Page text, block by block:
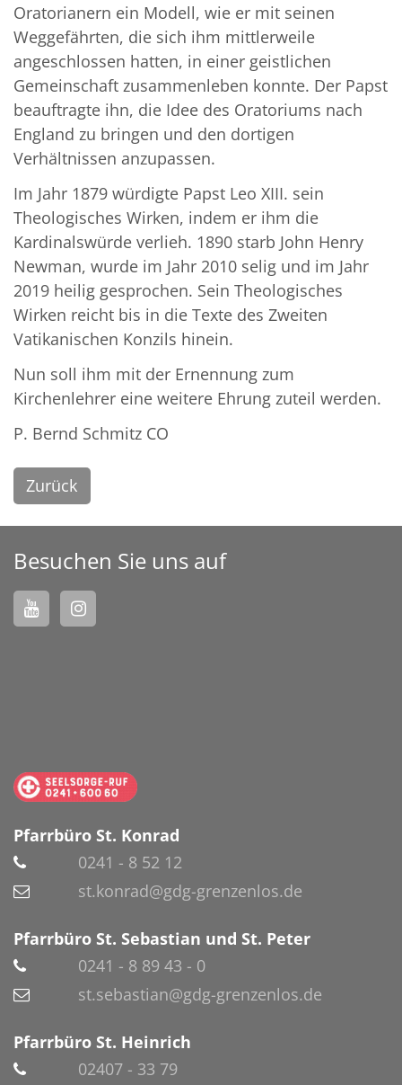
Oratorianern ein Modell, wie er mit seinen
Weggefährten, die sich ihm mittlerweile
angeschlossen hatten, in einer geistlichen
Gemeinschaft zusammenleben konnte. Der Papst
beauftragte ihn, die Idee des Oratoriums nach
England zu bringen und den dortigen
Verhältnissen anzupassen.
Im Jahr 1879 würdigte Papst Leo XIII. sein
Theologisches Wirken, indem er ihm die
Kardinalswürde verlieh. 1890 starb John Henry
Newman, wurde im Jahr 2010 selig und im Jahr
2019 heilig gesprochen. Sein Theologisches
Wirken reicht bis in die Texte des Zweiten
Vatikanischen Konzils hinein.
Nun soll ihm mit der Ernennung zum
Kirchenlehrer eine weitere Ehrung zuteil werden.
P. Bernd Schmitz CO
Zurück
Besuchen Sie uns auf
Pfarrbüro St. Konrad
0241 - 8 52 12
st.konrad@gdg-grenzenlos.de
Pfarrbüro St. Sebastian und St. Peter
0241 - 8 89 43 - 0
st.sebastian@gdg-grenzenlos.de
Pfarrbüro St. Heinrich
02407 - 33 79